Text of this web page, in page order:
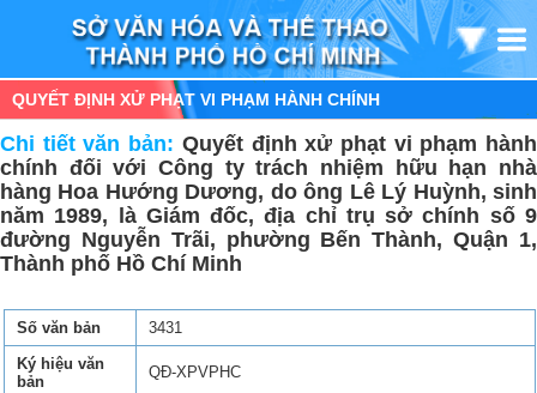
QUYẾT ĐỊNH XỬ PHẠT VI PHẠM HÀNH CHÍNH
Chi tiết văn bản: Quyết định xử phạt vi phạm hành
chính đối với Công ty trách nhiệm hữu hạn nhà
hàng Hoa Hướng Dương, do ông Lê Lý Huỳnh, sinh
năm 1989, là Giám đốc, địa chỉ trụ sở chính số 9
đường Nguyễn Trãi, phường Bến Thành, Quận 1,
Thành phố Hồ Chí Minh
Số văn bản
3431
Ký hiệu văn
bản
QĐ-XPVPHC